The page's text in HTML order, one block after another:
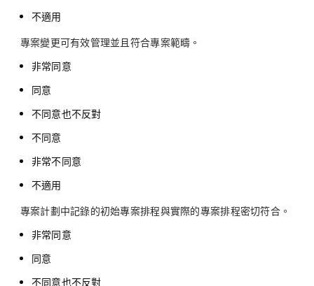
不適用
專案變更可有效管理並且符合專案範疇。
非常同意
同意
不同意也不反對
不同意
非常不同意
不適用
專案計劃中記錄的初始專案排程與實際的專案排程密切符合。
非常同意
同意
不同意也不反對